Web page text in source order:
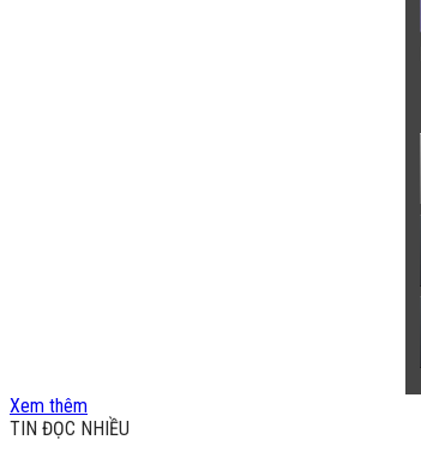
Xem thêm
TIN ĐỌC NHIỀU